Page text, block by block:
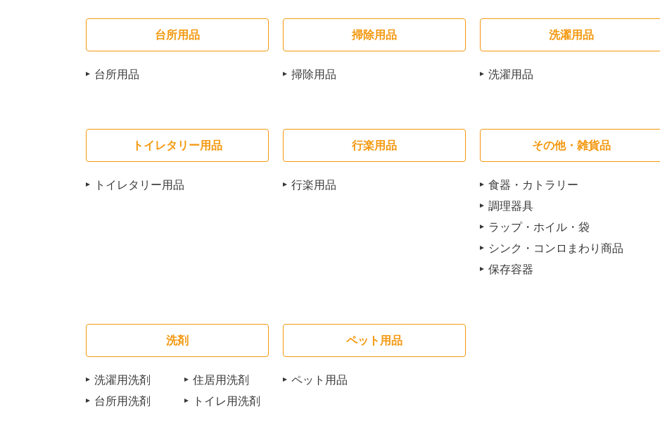
台所用品
台所用品
掃除用品
掃除用品
洗濯用品
洗濯用品
トイレタリー用品
トイレタリー用品
行楽用品
行楽用品
その他・雑貨品
食器・カトラリー
調理器具
ラップ・ホイル・袋
シンク・コンロまわり商品
保存容器
洗剤
洗濯用洗剤
住居用洗剤
台所用洗剤
トイレ用洗剤
ペット用品
ペット用品